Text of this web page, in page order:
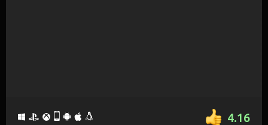
4.16